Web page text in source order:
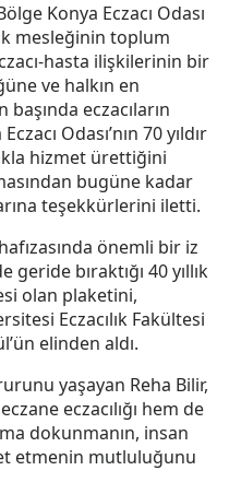
Konya Eczacı Odası
mesleğinin toplum
hasta ilişkilerinin bir
ve halkın en
eczacıların
Odası’nın 70 yıldır
hizmet ürettiğini
bugüne kadar
teşekkürlerini iletti.
önemli bir iz
geride bıraktığı 40 yıllık
olan plaketini,
Eczacılık Fakültesi
elinden aldı.
yaşayan Reha Bilir,
eczacılığı hem de
dokunmanın, insan
etmenin mutluluğunu